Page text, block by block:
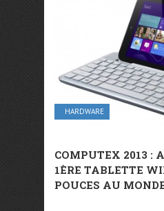
HARDWARE
COMPUTEX 2013 :
1ÈRE TABLETTE
POUCES AU